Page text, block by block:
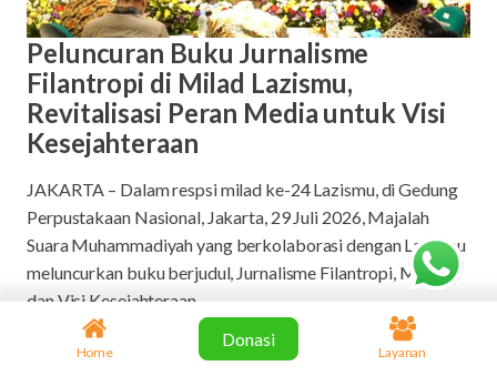
Peluncuran Buku Jurnalisme
Filantropi di Milad Lazismu,
Revitalisasi Peran Media untuk Visi
Kesejahteraan
JAKARTA – Dalam respsi milad ke-24 Lazismu, di Gedung
Perpustakaan Nasional, Jakarta, 29 Juli 2026, Majalah
Suara Muhammadiyah yang berkolaborasi dengan Lazismu
meluncurkan buku berjudul, Jurnalisme Filantropi, Media
dan Visi Kesejahteraan.
Penulis buku Roni Tobroni, Pemimpin Redaksi Republika
Home
Donasi
Layanan